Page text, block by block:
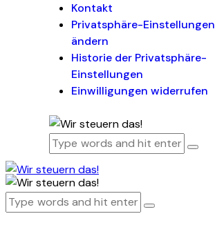
Kontakt
Privatsphäre-Einstellungen
ändern
Historie der Privatsphäre-
Einstellungen
Einwilligungen widerrufen